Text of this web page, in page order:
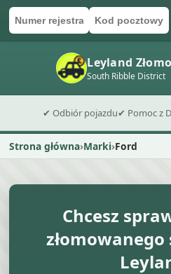
Numer
Kod
Wyślij
Leyland
South Ribble District
✔ Odbiór pojazdu✔ Pomoc z
Strona główna Marki Ford
Chcesz